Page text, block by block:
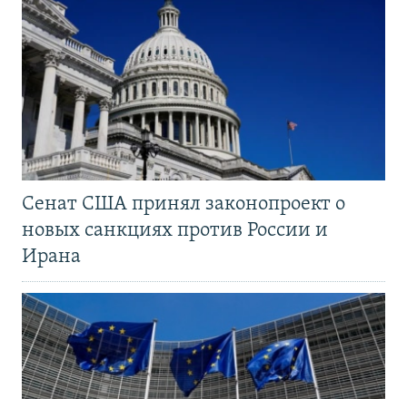
Сенат США принял законопроект о
новых санкциях против России и
Ирана